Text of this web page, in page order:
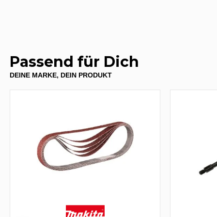
Passend für Dich
DEINE MARKE, DEIN PRODUKT